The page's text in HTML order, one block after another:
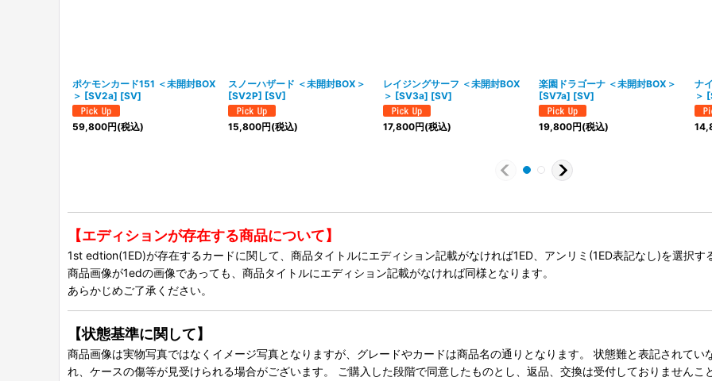
ポケモンカード151 ＜未開封BOX
＞ [SV2a] [SV]
59,800円(税込)
スノーハザード ＜未開封BOX＞
[SV2P] [SV]
15,800円(税込)
レイジングサーフ ＜未開封BOX
＞ [SV3a] [SV]
17,800円(税込)
楽園ドラゴーナ ＜未開封BOX＞
[SV7a] [SV]
19,800円(税込)
ナ
＞
【エディションが存在する商品について】
1st edtion(1ED)が存在するカードに関して、商品タイトルにエディション記載がなければ1ED、アンリミ(1ED表記なし)を選択す
商品画像が1edの画像であっても、商品タイトルにエディション記載がなければ同様となります。
あらかじめご了承ください。
【状態基準に関して】
商品画像は実物写真ではなくイメージ写真となりますが、グレードやカードは商品名の通りとなります。 状態難と表記されてい
れ、ケースの傷等が見受けられる場合がございます。 ご購入した段階で同意したものとし、返品、交換は受付しておりませんこ